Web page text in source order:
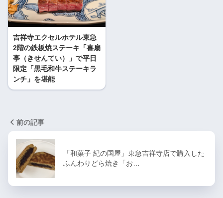
吉祥寺エクセルホテル東急
2階の鉄板焼ステーキ「喜扇
亭（きせんてい）」で平日
限定「黒毛和牛ステーキラ
ンチ」を堪能
前の記事
「和菓子 紀の国屋」東急吉祥寺店で購入した
ふんわりどら焼き「お…